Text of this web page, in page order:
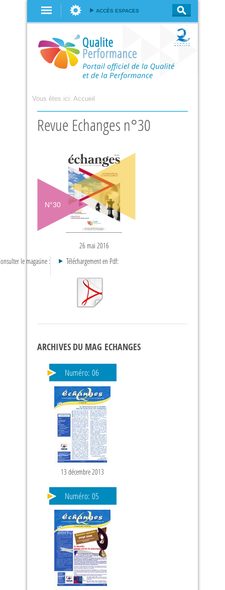
ACCÈS ESPACES
Vous êtes ici: Accueil
Revue Echanges n°30
N°30
26 mai 2016
le magasine :
Téléchargement en Pdf:
ARCHIVES DU MAG ECHANGES
Numéro: 06
13 décembre 2013
Numéro: 05